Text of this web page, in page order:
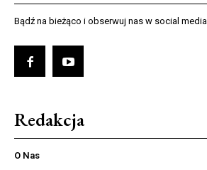
Bądź na bieżąco i obserwuj nas w social media
Redakcja
O Nas